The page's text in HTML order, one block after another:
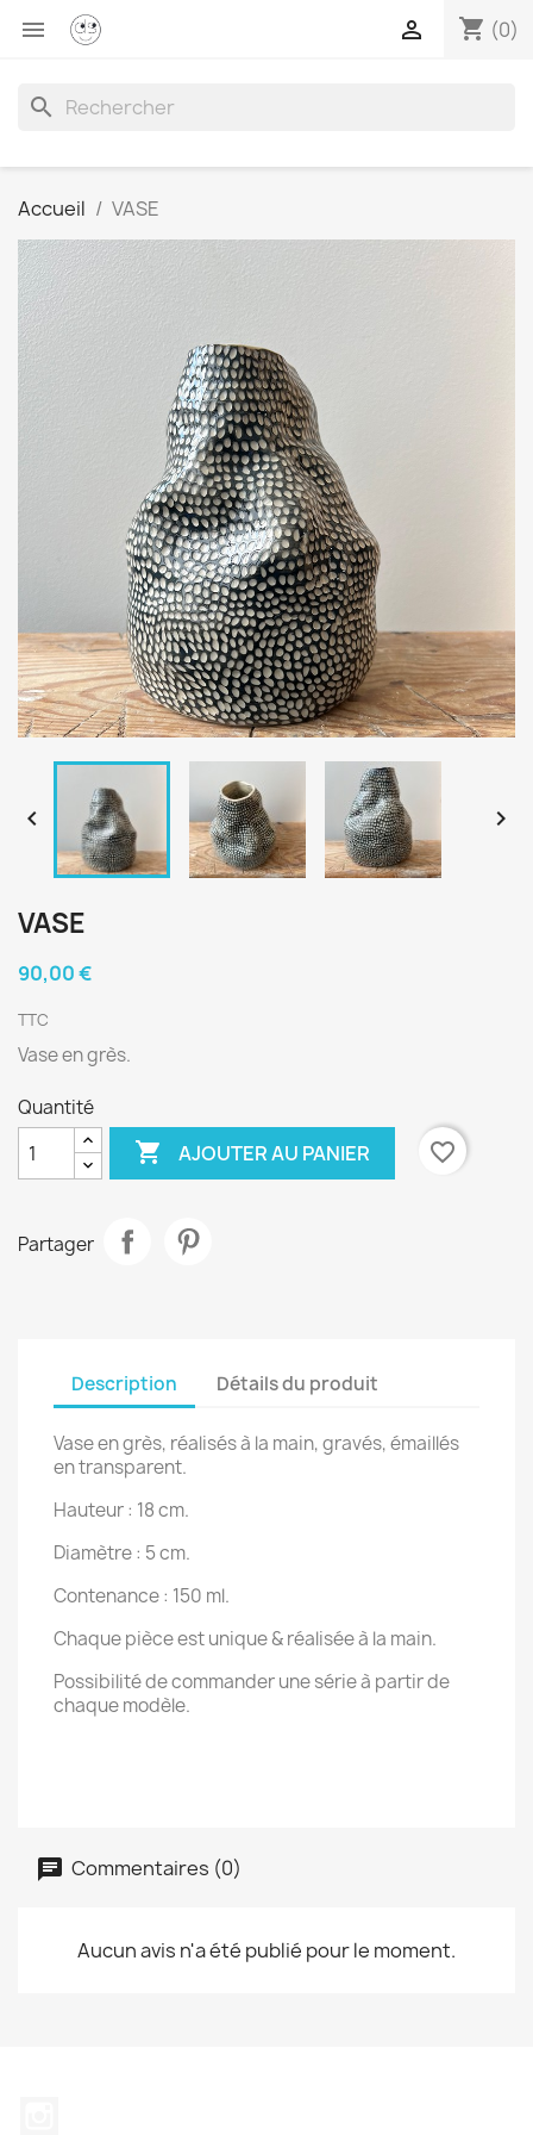
 shopping_cart (0)

search
Accueil VASE
 
VASE
90,00 €
TTC
Vase en grès.
Quantité
 AJOUTER AU PANIER favorite_border
Partager
Description Détails du produit
Vase en grès, réalisés à la main, gravés, émaillés
en transparent.
Hauteur : 18 cm.
Diamètre : 5 cm.
Contenance : 150 ml.
Chaque pièce est unique & réalisée à la main.
Possibilité de commander une série à partir de
chaque modèle.
Commentaires (0)
Aucun avis n'a été publié pour le moment.